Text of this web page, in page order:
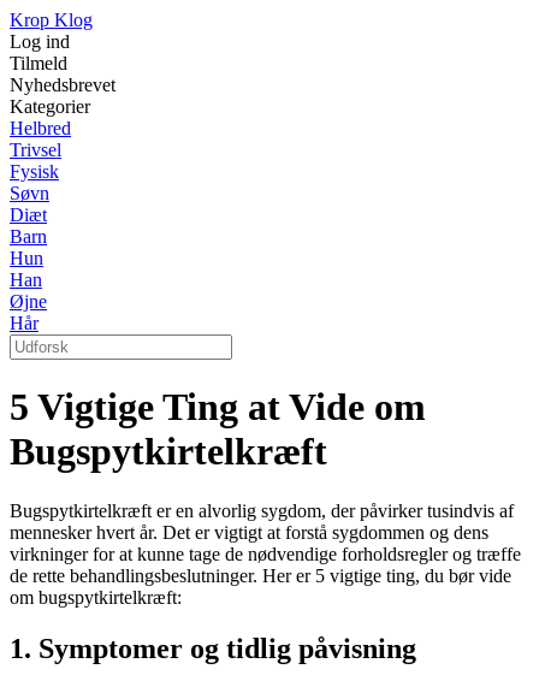
Krop Klog
Log ind
Tilmeld
Nyhedsbrevet
Kategorier
Helbred
Trivsel
Fysisk
Søvn
Diæt
Barn
Hun
Han
Øjne
Hår
5 Vigtige Ting at Vide om
Bugspytkirtelkræft
Bugspytkirtelkræft er en alvorlig sygdom, der påvirker tusindvis af
mennesker hvert år. Det er vigtigt at forstå sygdommen og dens
virkninger for at kunne tage de nødvendige forholdsregler og træffe
de rette behandlingsbeslutninger. Her er 5 vigtige ting, du bør vide
om bugspytkirtelkræft:
1. Symptomer og tidlig påvisning